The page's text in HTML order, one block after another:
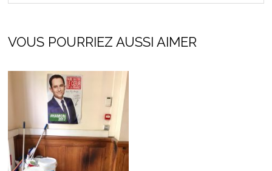
VOUS POURRIEZ AUSSI AIMER